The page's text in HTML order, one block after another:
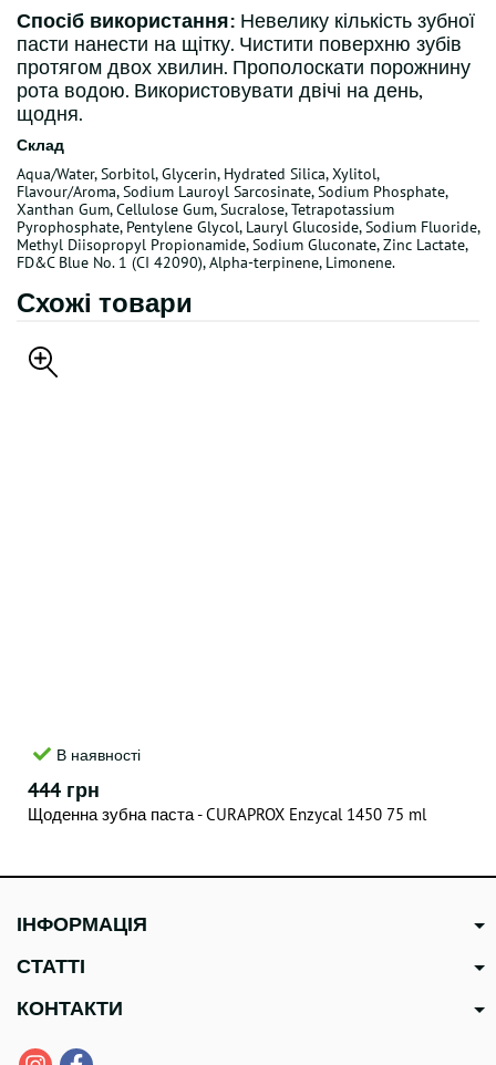
Спосіб використання: Невелику кількість зубної
пасти нанести на щітку. Чистити поверхню зубів
протягом двох хвилин. Прополоскати порожнину
рота водою. Використовувати двічі на день,
щодня.
Склад
Aqua/Water, Sorbitol, Glycerin, Hydrated Silica, Xylitol,
Flavour/Aroma, Sodium Lauroyl Sarcosinate, Sodium Phosphate,
Xanthan Gum, Cellulose Gum, Sucralose, Tetrapotassium
Pyrophosphate, Pentylene Glycol, Lauryl Glucoside, Sodium Fluoride,
Methyl Diisopropyl Propionamide, Sodium Gluconate, Zinc Lactate,
FD&C Blue No. 1 (CI 42090), Alpha-terpinene, Limonene.
Схожі товари
В наявності
444 грн
Щоденна зубна паста - CURAPROX Enzycal 1450 75 ml
ІНФОРМАЦІЯ
СТАТТІ
КОНТАКТИ